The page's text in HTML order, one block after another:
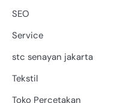
SEO
Service
stc senayan jakarta
Tekstil
Toko Percetakan